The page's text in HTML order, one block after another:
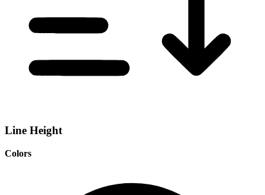
Line Height
Colors